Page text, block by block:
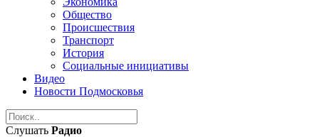
Общество
Происшествия
Транспорт
История
Социальные инициативы
Видео
Новости Подмосковья
Слушать Радио